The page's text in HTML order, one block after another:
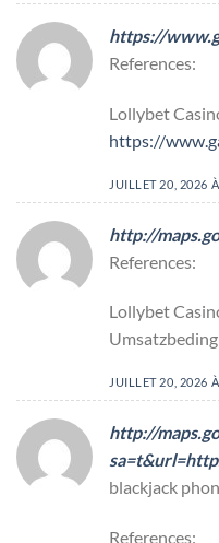
https://
References:
Lollybet
https://
JUILLET 20, 2026
http://
References:
Lollybet
JUILLET 20, 2026
http://
blackjack
References: